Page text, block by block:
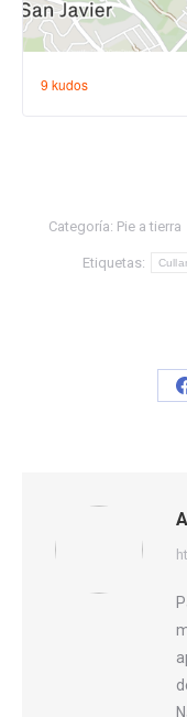
Categoría: Pie a tierra
Etiquetas: